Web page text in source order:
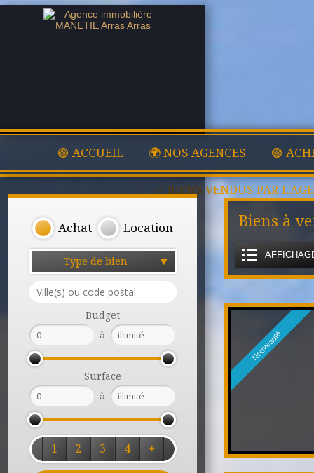
🟢 ACCUEIL 🌍 NOS AGENCES 🟢
✅ BIENS VENDUS PAR
Achat Location
Type de bien
Budget
à
Surface
à
1 2 3 4 +
Biens à
Nouveauté